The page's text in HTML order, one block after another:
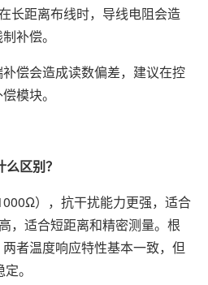
长距离布线时，导线电阻会造
补偿。
补偿会造成读数偏差，建议在控
模块。
区别？
），抗干扰能力更强，适合
，适合短距离和精密测量。根
者温度响应特性基本一致，但
。